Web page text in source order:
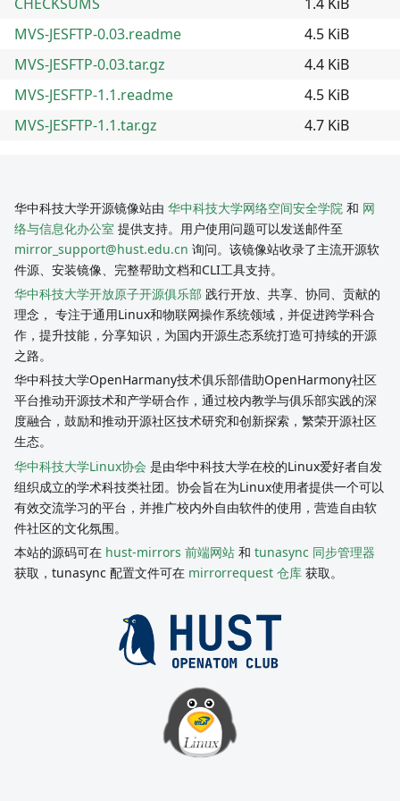
MVS-JESFTP-0.03.readme
4.5 KiB
MVS-JESFTP-0.03.tar.gz
4.4 KiB
MVS-JESFTP-1.1.readme
4.5 KiB
MVS-JESFTP-1.1.tar.gz
4.7 KiB
华中科技大学开源镜像站由 华中科技大学网络空间安全学院 和 网
络与信息化办公室 提供支持。用户使用问题可以发送邮件至
mirror_support@hust.edu.cn 询问。该镜像站收录了主流开源软
件源、安装镜像、完整帮助文档和CLI工具支持。
华中科技大学开放原子开源俱乐部 践行开放、共享、协同、贡献的
理念， 专注于通用Linux和物联网操作系统领域，并促进跨学科合
作，提升技能，分享知识，为国内开源生态系统打造可持续的开源
之路。
华中科技大学OpenHarmany技术俱乐部借助OpenHarmony社区
平台推动开源技术和产学研合作，通过校内教学与俱乐部实践的深
度融合，鼓励和推动开源社区技术研究和创新探索，繁荣开源社区
生态。
华中科技大学Linux协会 是由华中科技大学在校的Linux爱好者自发
组织成立的学术科技类社团。协会旨在为Linux使用者提供一个可以
有效交流学习的平台，并推广校内外自由软件的使用，营造自由软
件社区的文化氛围。
本站的源码可在 hust-mirrors 前端网站 和 tunasync 同步管理器
获取，tunasync 配置文件可在 mirrorrequest 仓库 获取。